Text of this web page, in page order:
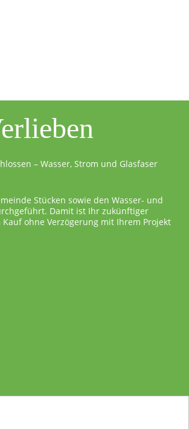
– Wasser, Strom und Glasfaser
Stücken sowie den Wasser- und
Damit ist Ihr zukünftiger
ohne Verzögerung mit Ihrem Projekt